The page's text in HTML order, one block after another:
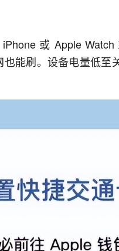
或 Apple Watch
能刷。设备电量低至